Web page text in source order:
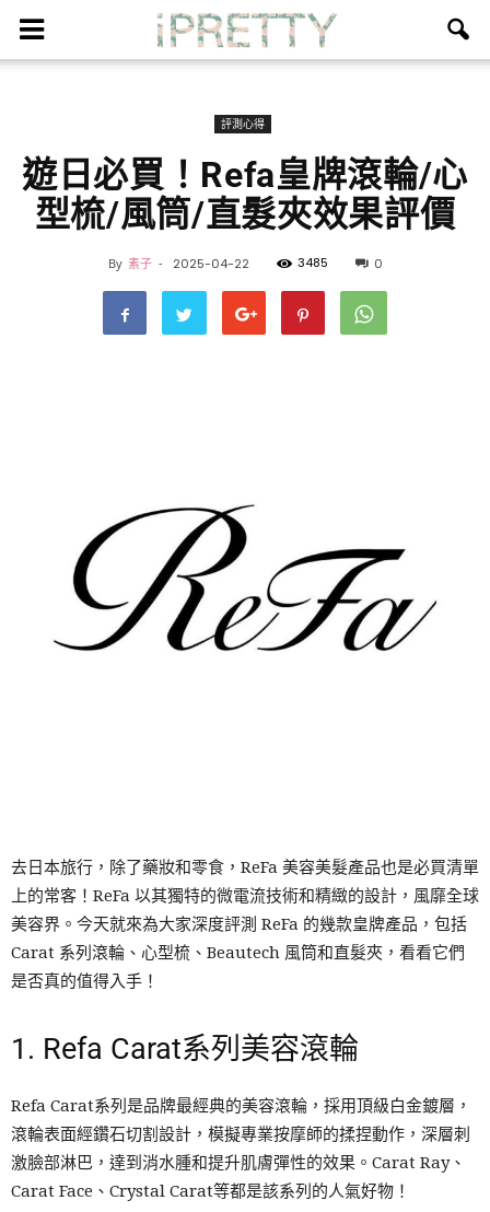
評測心得
遊日必買！Refa皇牌滾輪/心
型梳/風筒/直髮夾效果評價
By 素子 - 2025-04-22 3485 0
去日本旅行，除了藥妝和零食，ReFa 美容美髮產品也是必買清單
上的常客！ReFa 以其獨特的微電流技術和精緻的設計，風靡全球
美容界。今天就來為大家深度評測 ReFa 的幾款皇牌產品，包括
Carat 系列滾輪、心型梳、Beautech 風筒和直髮夾，看看它們
是否真的值得入手！
1. Refa Carat系列美容滾輪
Refa Carat系列是品牌最經典的美容滾輪，採用頂級白金鍍層，
滾輪表面經鑽石切割設計，模擬專業按摩師的揉捏動作，深層刺
激臉部淋巴，達到消水腫和提升肌膚彈性的效果。Carat Ray、
Carat Face、Crystal Carat等都是該系列的人氣好物！